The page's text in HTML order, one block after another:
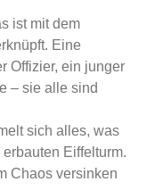
ist mit dem
Eine
Offizier, ein junger
– sie alle sind
sich alles, was
Eiffelturm.
Chaos versinken